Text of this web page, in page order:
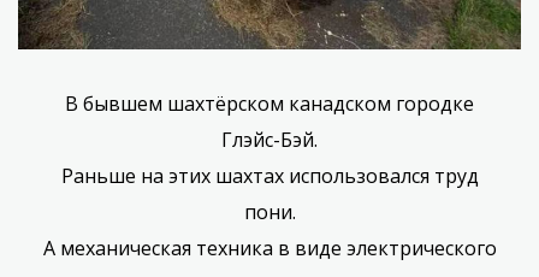
В бывшем шахтёрском канадском городке
Глэйс-Бэй.
Раньше на этих шахтах использовался труд
пони.
А механическая техника в виде электрического